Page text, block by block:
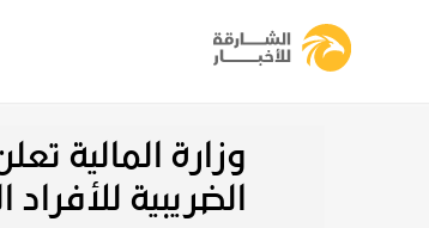
وزارة المالية
الضريبية